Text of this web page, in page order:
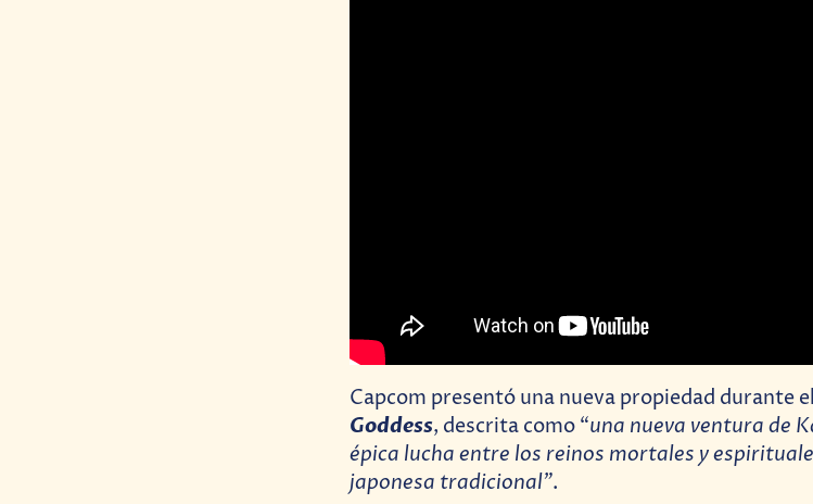
Capcom presentó una nueva propiedad durante
Goddess, descrita como “una nueva ventura de
épica lucha entre los reinos mortales y
japonesa tradicional”.